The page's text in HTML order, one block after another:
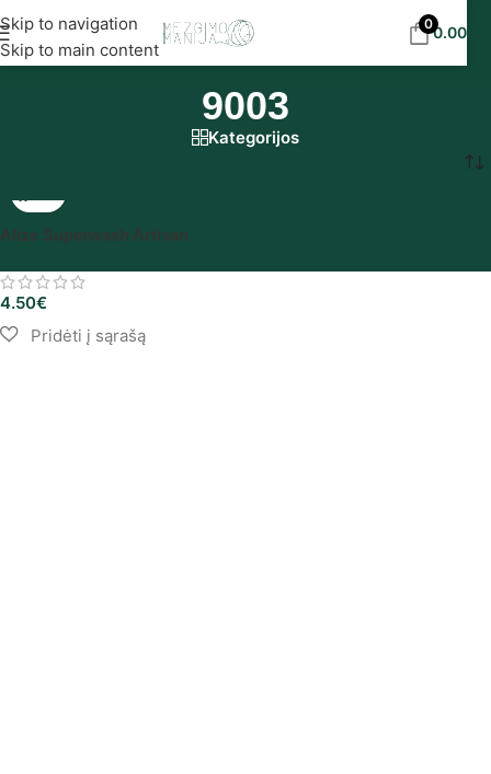
Skip to navigation
Skip to main content
eur!
00.00€
9003
Kategorijos
Alize Superwash Artisan
4.50€